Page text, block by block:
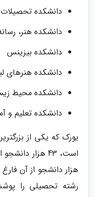
دانشکده
دانشکده هنر،
دانشکده بیزینس
دانشکده هنرهای
دانشکده محیط
دانشکده تعلیم و
یورک که یکی از
رشته تحصیلی را